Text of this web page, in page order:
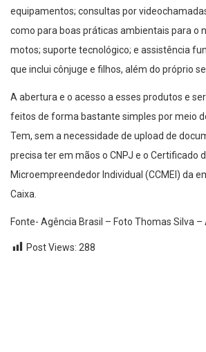
equipamentos; consultas por
como para boas práticas ambientais para o
motos; suporte tecnológico; e assistência
que inclui cônjuge e filhos, além do próprio
A abertura e o acesso a esses produtos e
feitos de forma bastante simples por meio
Tem, sem a necessidade de upload de
precisa ter em mãos o CNPJ e o Certificado
Microempreendedor Individual (CCMEI) da
Caixa.
Fonte- Agência Brasil – Foto Thomas Silva –
Post Views: 288